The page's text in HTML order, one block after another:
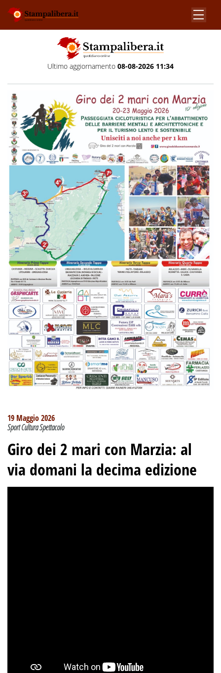
Ultimo aggiornamento 08-08-2026 11:34
19 Maggio 2026
Sport Cultura Spettacolo
Giro dei 2 mari con Marzia: al
via domani la decima edizione